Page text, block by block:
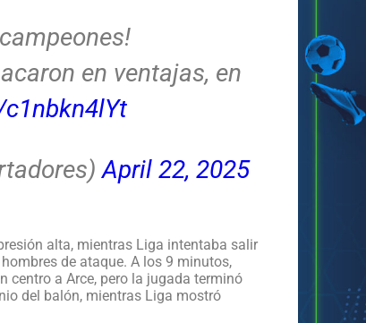
en ventajas, en
April 22, 2025
alta, mientras Liga intentaba salir
de ataque. A los 9 minutos,
centro a Arce, pero la jugada terminó
del balón, mientras Liga mostró